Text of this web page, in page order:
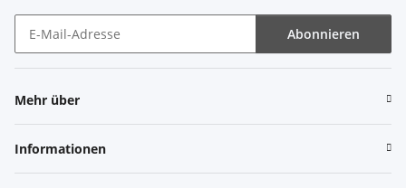
Abonnieren
Mehr über
Informationen